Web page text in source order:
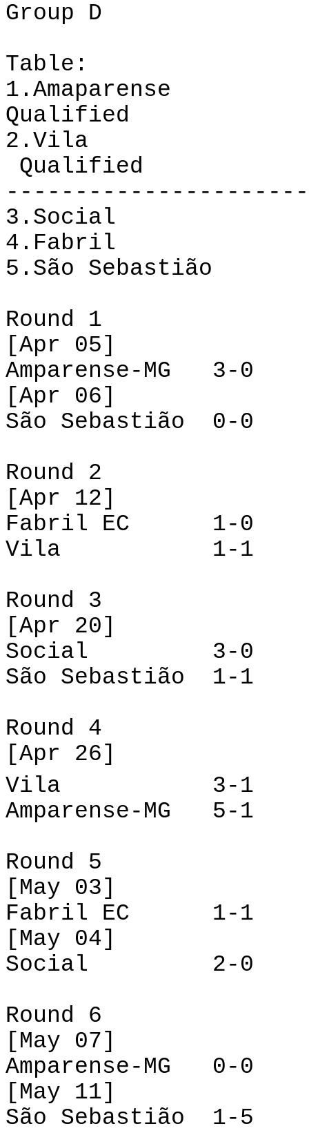
Group D
Table:
1. Amaparense
Qualified
2. Vila
Qualified
3. Social
4. Fabril
5. São Sebastião
Round 1
[Apr 05]
Amparense-MG
3-0
[Apr 06]
São Sebastião
0-0
Round 2
[Apr 12]
Fabril EC
1-0
Vila
1-1
Round 3
[Apr 20]
Social
3-0
São Sebastião
1-1
Round 4
[Apr 26]
Vila
3-1
Amparense-MG
5-1
Round 5
[May 03]
Fabril EC
1-1
[May 04]
Social
2-0
Round 6
[May 07]
Amparense-MG
0-0
[May 11]
São Sebastião 1-5